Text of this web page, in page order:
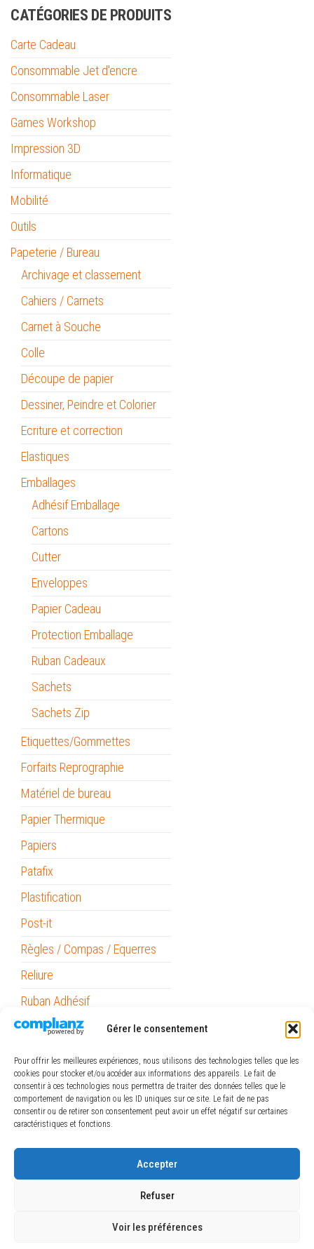
Gérer le consentement
Pour offrir les meilleures expériences, nous utilisons des technologies telles que les
cookies pour stocker et/ou accéder aux informations des appareils. Le fait de
consentir à ces technologies nous permettra de traiter des données telles que le
comportement de navigation ou les ID uniques sur ce site. Le fait de ne pas
consentir ou de retirer son consentement peut avoir un effet négatif sur certaines
caractéristiques et fonctions.
Accepter
Refuser
Voir les préférences
CATÉGORIES DE PRODUITS
Carte Cadeau
Consommable Jet d'encre
Consommable Laser
Games Workshop
Impression 3D
Informatique
Mobilité
Outils
Papeterie / Bureau
Archivage et classement
Cahiers / Carnets
Carnet à Souche
Colle
Découpe de papier
Dessiner, Peindre et Colorier
Ecriture et correction
Elastiques
Emballages
Adhésif Emballage
Cartons
Cutter
Enveloppes
Papier Cadeau
Protection Emballage
Ruban Cadeaux
Sachets
Sachets Zip
Etiquettes/Gommettes
Forfaits Reprographie
Matériel de bureau
Papier Thermique
Papiers
Patafix
Plastification
Post-it
Règles / Compas / Equerres
Reliure
Ruban Adhésif
Stabilo Point 88
Surligneurs
Piles
Pinceaux Raphaël
ref_logiciel
Fièrement propulsé par